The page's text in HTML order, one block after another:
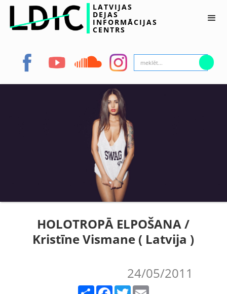
LATVIJAS
DEJAS
INFORMĀCIJAS
CENTRS
HOLOTROPĀ ELPOŠANA /
Kristīne Vismane ( Latvija )
24/05/2011
Facebook Twitter